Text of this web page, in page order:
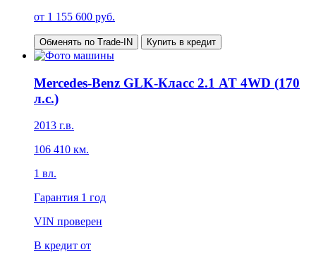
от 1 155 600 руб.
Обменять по Trade-IN Купить в кредит
Mercedes-Benz GLK-Класс 2.1 AT 4WD (170
л.с.)
2013 г.в.
106 410 км.
1 вл.
Гарантия 1 год
VIN проверен
В кредит от